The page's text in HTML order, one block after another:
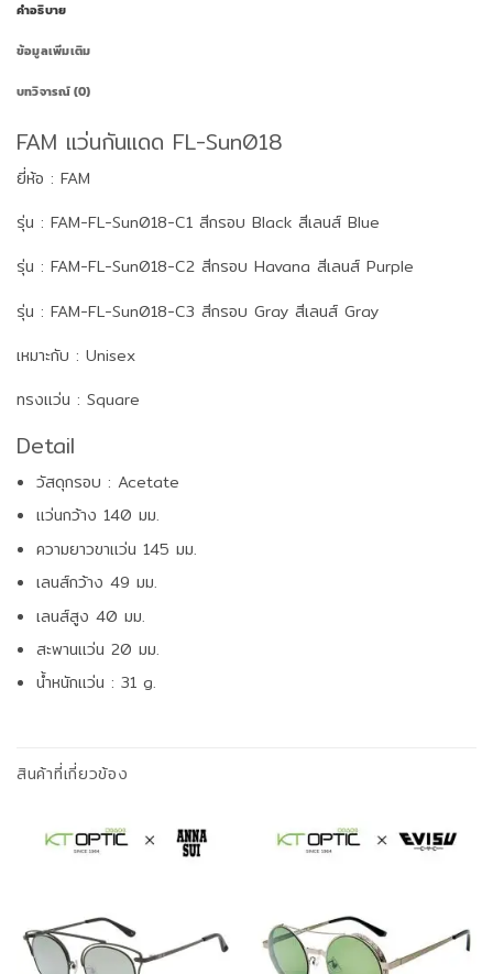
คำอธิบาย
ข้อมูลเพิ่มเติม
บทวิจารณ์ (0)
FAM แว่นกันแดด FL-Sun018
ยี่ห้อ : FAM
รุ่น : FAM-FL-Sun018-C1 สีกรอบ Black สีเลนส์ Blue
รุ่น : FAM-FL-Sun018-C2 สีกรอบ Havana สีเลนส์ Purple
รุ่น : FAM-FL-Sun018-C3 สีกรอบ Gray สีเลนส์ Gray
เหมาะกับ : Unisex
ทรงแว่น : Square
Detail
วัสดุกรอบ : Acetate
แว่นกว้าง 140 มม.
ความยาวขาแว่น 145 มม.
เลนส์กว้าง 49 มม.
เลนส์สูง 40 มม.
สะพานแว่น 20 มม.
น้ำหนักแว่น : 31 g.
สินค้าที่เกี่ยวข้อง